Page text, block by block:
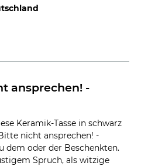
ansprechen! -
Keramik-Tasse in schwarz
nicht ansprechen! -
dem oder der Beschenkten.
Spruch, als witzige